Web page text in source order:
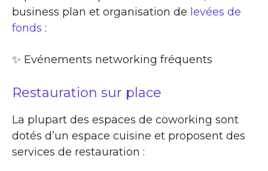
business plan et organisation de levées de
fonds :
✨​ Evénements networking fréquents
Restauration sur place
La plupart des espaces de coworking sont
dotés d’un espace cuisine et proposent des
services de restauration :